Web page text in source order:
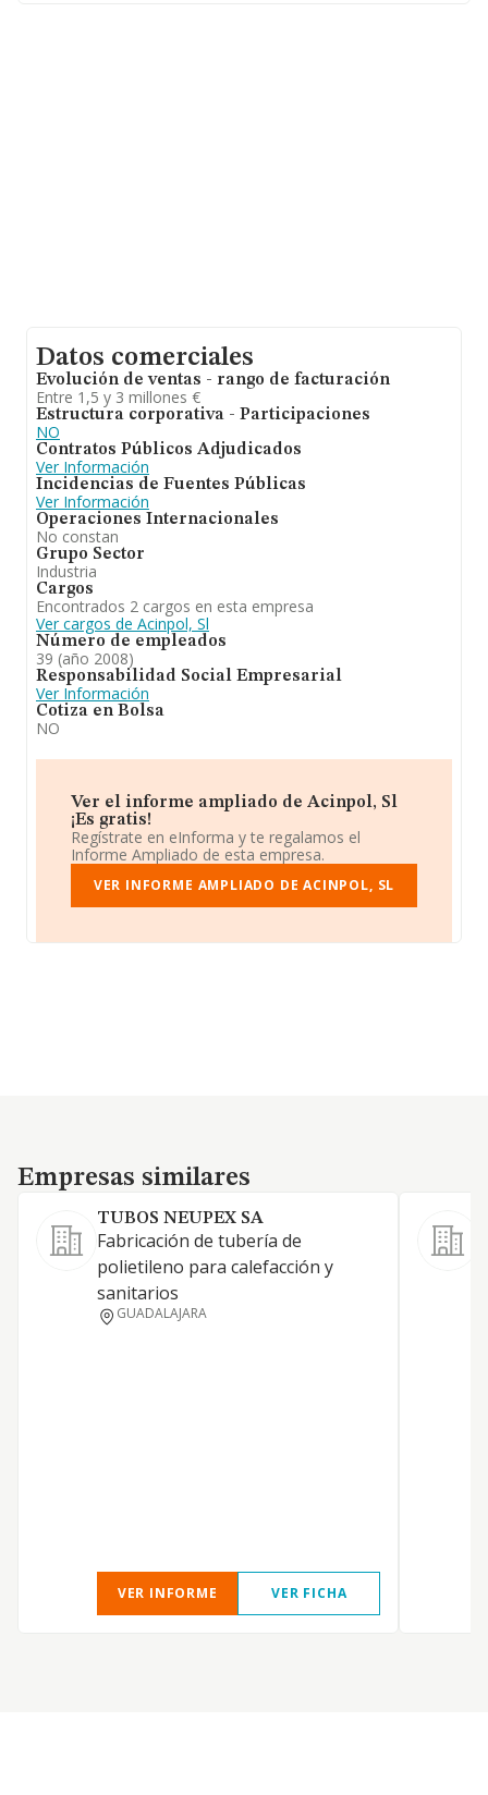
Datos comerciales
Evolución de ventas - rango de facturación
Entre 1,5 y 3 millones €
Estructura corporativa - Participaciones
NO
Contratos Públicos Adjudicados
Ver Información
Incidencias de Fuentes Públicas
Ver Información
Operaciones Internacionales
No constan
Grupo Sector
Industria
Cargos
Encontrados 2 cargos en esta empresa
Ver cargos de Acinpol, Sl
Número de empleados
39 (año 2008)
Responsabilidad Social Empresarial
Ver Información
Cotiza en Bolsa
NO
Ver el informe ampliado de Acinpol, Sl
¡Es gratis!
Regístrate en eInforma y te regalamos el
Informe Ampliado de esta empresa.
VER INFORME AMPLIADO DE ACINPOL, SL
Empresas similares
Empresas similares
TUBOS NEUPEX SA
Fabricación de tubería de
polietileno para calefacción y
sanitarios
GUADALAJARA
VER INFORME VER FICHA